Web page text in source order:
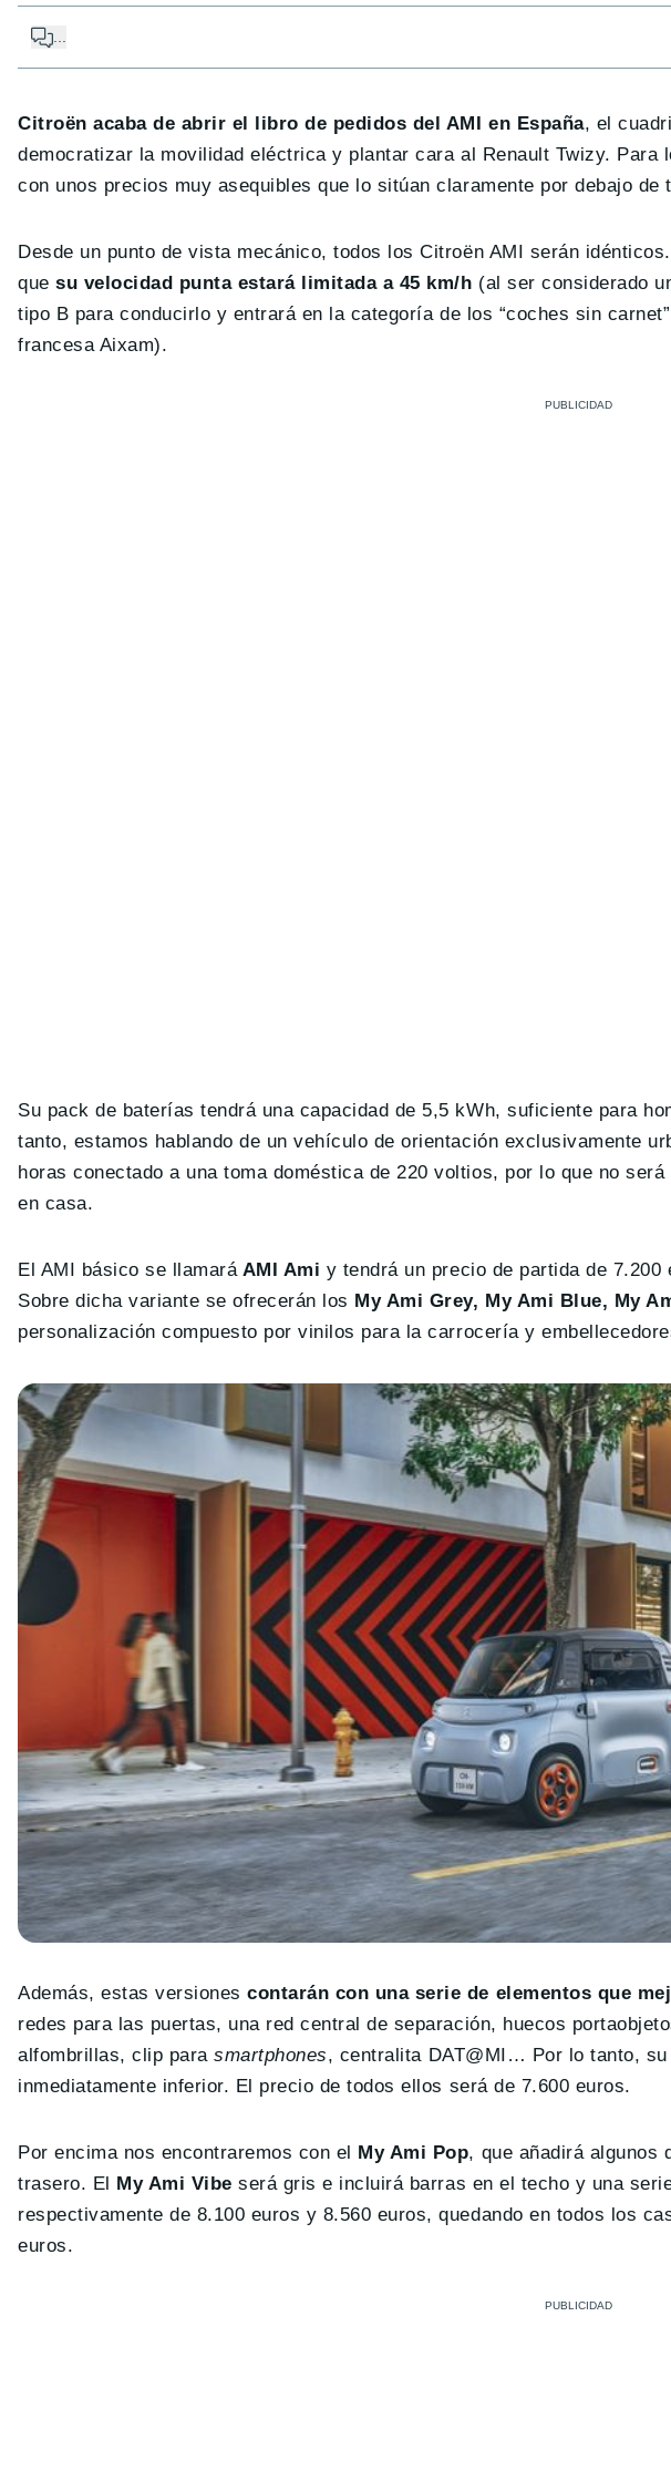
...
Citroën acaba de abrir el libro de pedidos del AMI en España, el
democratizar la movilidad eléctrica y plantar cara al Renault Twizy. Para
con unos precios muy asequibles que lo sitúan claramente por debajo de
Desde un punto de vista mecánico, todos los Citroën AMI serán
que su velocidad punta estará limitada a 45 km/h (al ser considerado
tipo B para conducirlo y entrará en la categoría de los “coches sin
francesa Aixam).
Su pack de baterías tendrá una capacidad de 5,5 kWh, suficiente para
tanto, estamos hablando de un vehículo de orientación exclusivamente
horas conectado a una toma doméstica de 220 voltios, por lo que no
en casa.
El AMI básico se llamaráAMI Ami y tendrá un precio de partida de
Sobre dicha variante se ofrecerán los My Ami Grey, My Ami Blue, My
personalización compuesto por vinilos para la carrocería y
Además, estas versiones contarán con una serie de elementos que
redes para las puertas, una red central de separación, huecos
alfombrillas, clip parasmartphones, centralita DAT@MI… Por lo tanto,
inmediatamente inferior. El precio de todos ellos será de 7.600 euros.
Por encima nos encontraremos con el My Ami Pop, que añadirá algunos
trasero. El My Ami Vibe será gris e incluirá barras en el techo y una
respectivamente de 8.100 euros y 8.560 euros, quedando en todos los
euros.